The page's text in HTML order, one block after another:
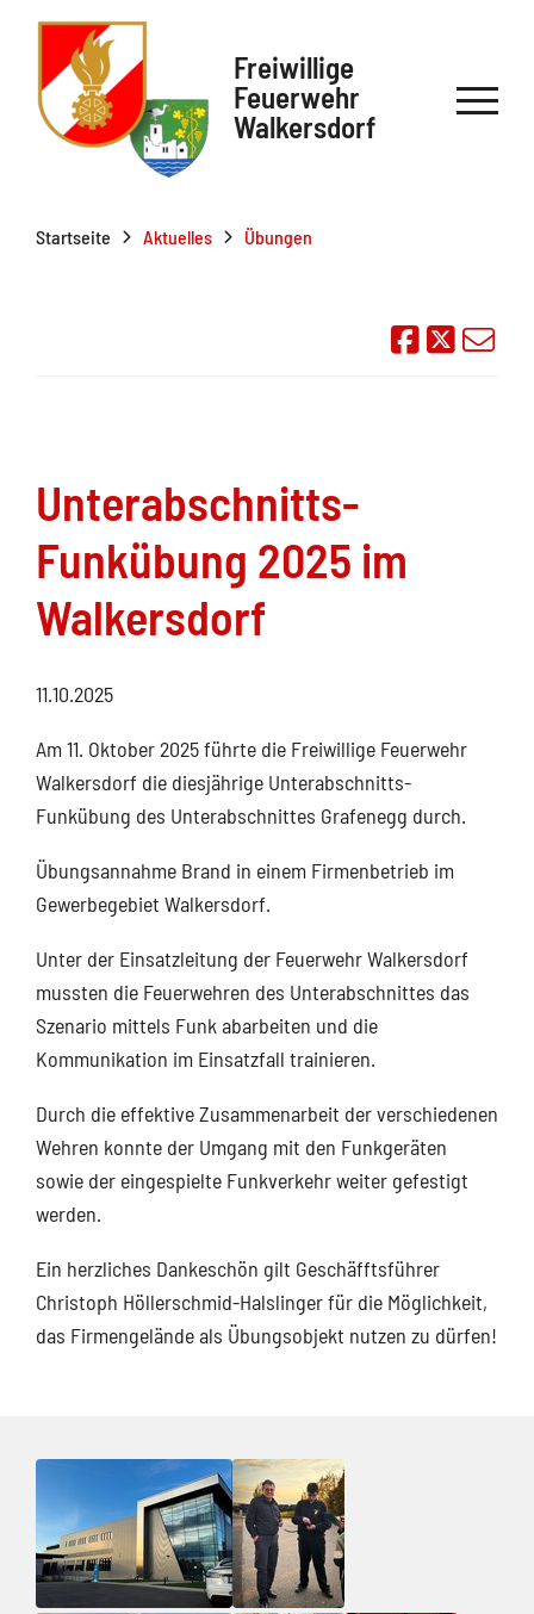
Freiwillige
Feuerwehr
Walkersdorf
Startseite Aktuelles Übungen
Auf
Unterabschnitts-
Funkübung 2025 im
Walkersdorf
11.10.2025
Am 11. Oktober 2025 führte die Freiwillige Feuerwehr
Walkersdorf die diesjährige Unterabschnitts-
Funkübung des Unterabschnittes Grafenegg durch.
Übungsannahme Brand in einem Firmenbetrieb im
Gewerbegebiet Walkersdorf.
Unter der Einsatzleitung der Feuerwehr Walkersdorf
mussten die Feuerwehren des Unterabschnittes das
Szenario mittels Funk abarbeiten und die
Kommunikation im Einsatzfall trainieren.
Durch die effektive Zusammenarbeit der verschiedenen
Wehren konnte der Umgang mit den Funkgeräten
sowie der eingespielte Funkverkehr weiter gefestigt
werden.
Ein herzliches Dankeschön gilt Geschäfftsführer
Christoph Höllerschmid-Halslinger für die Möglichkeit,
das Firmengelände als Übungsobjekt nutzen zu dürfen!